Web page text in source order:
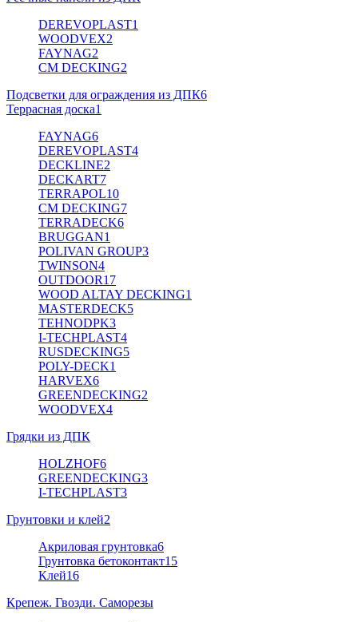
DEREVOPLAST1
WOODVEX2
FAYNAG2
CM DECKING2
Подсветки для ограждения из ДПК6
Террасная доска1
FAYNAG6
DEREVOPLAST4
DECKLINE2
DECKART7
TERRAPOL10
CM DECKING7
TERRADECK6
BRUGGAN1
POLIVAN GROUP3
TWINSON4
OUTDOOR17
WOOD ALTAY DECKING1
MASTERDECK5
TEHNODPK3
I-TECHPLAST4
RUSDECKING5
POLY-DECK1
HARVEX6
GREENDECKING2
WOODVEX4
Грядки из ДПК
HOLZHOF6
GREENDECKING3
I-TECHPLAST3
Грунтовки и клей2
Акриловая грунтовка6
Грунтовка бетоконтакт15
Клей16
Крепеж. Гвозди. Саморезы